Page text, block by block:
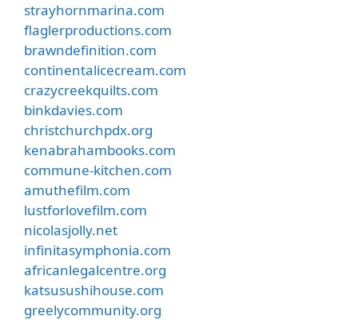
strayhornmarina.com
flaglerproductions.com
brawndefinition.com
continentalicecream.com
crazycreekquilts.com
binkdavies.com
christchurchpdx.org
kenabrahambooks.com
commune-kitchen.com
amuthefilm.com
lustforlovefilm.com
nicolasjolly.net
infinitasymphonia.com
africanlegalcentre.org
katsusushihouse.com
greelycommunity.org